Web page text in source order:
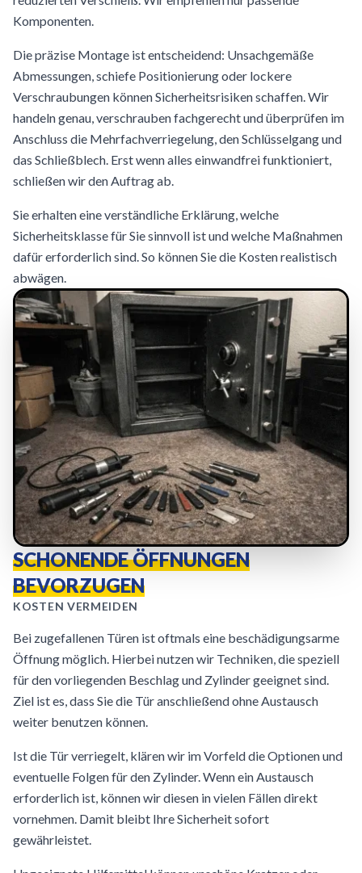
Komponenten.
Die präzise Montage ist entscheidend: Unsachgemäße
Abmessungen, schiefe Positionierung oder lockere
Verschraubungen können Sicherheitsrisiken schaffen. Wir
handeln genau, verschrauben fachgerecht und überprüfen im
Anschluss die Mehrfachverriegelung, den Schlüsselgang und
das Schließblech. Erst wenn alles einwandfrei funktioniert,
schließen wir den Auftrag ab.
Sie erhalten eine verständliche Erklärung, welche
Sicherheitsklasse für Sie sinnvoll ist und welche Maßnahmen
dafür erforderlich sind. So können Sie die Kosten realistisch
abwägen.
SCHONENDE ÖFFNUNGEN
BEVORZUGEN
KOSTEN VERMEIDEN
Bei zugefallenen Türen ist oftmals eine beschädigungsarme
Öffnung möglich. Hierbei nutzen wir Techniken, die speziell
für den vorliegenden Beschlag und Zylinder geeignet sind.
Ziel ist es, dass Sie die Tür anschließend ohne Austausch
weiter benutzen können.
Ist die Tür verriegelt, klären wir im Vorfeld die Optionen und
eventuelle Folgen für den Zylinder. Wenn ein Austausch
erforderlich ist, können wir diesen in vielen Fällen direkt
vornehmen. Damit bleibt Ihre Sicherheit sofort
gewährleistet.